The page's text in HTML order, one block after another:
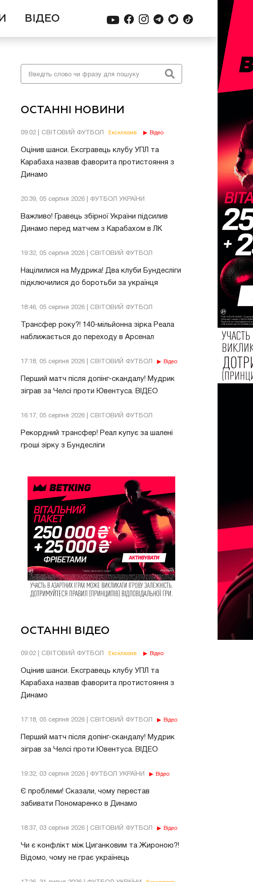
ВІДЕО
ОСТАННІ НОВИНИ
09:02 | СВІТОВИЙ ФУТБОЛ Ексклюзив Відео
Оцінив шанси. Ексгравець клубу УПЛ та
Карабаха назвав фаворита протистояння з
Динамо
20:39, 05 серпня 2026 | ФУТБОЛ УКРАЇНИ
Важливо! Гравець збірної України підсилив
Динамо перед матчем з Карабахом в ЛК
19:32, 05 серпня 2026 | СВІТОВИЙ ФУТБОЛ
Націлилися на Мудрика! Два клуби Бундесліги
підключилися до боротьби за українця
18:46, 05 серпня 2026 | СВІТОВИЙ ФУТБОЛ
Трансфер року?! 140-мільйонна зірка Реала
наближається до переходу в Арсенал
17:18, 05 серпня 2026 | СВІТОВИЙ ФУТБОЛ Відео
Перший матч після допінг-скандалу! Мудрик
зіграв за Челсі проти Ювентуса. ВІДЕО
16:17, 05 серпня 2026 | СВІТОВИЙ ФУТБОЛ
Рекордний трансфер! Реал купує за шалені
гроші зірку з Бундесліги
ОСТАННІ ВІДЕО
09:02 | СВІТОВИЙ ФУТБОЛ Ексклюзив Відео
Оцінив шанси. Ексгравець клубу УПЛ та
Карабаха назвав фаворита протистояння з
Динамо
17:18, 05 серпня 2026 | СВІТОВИЙ ФУТБОЛ Відео
Перший матч після допінг-скандалу! Мудрик
зіграв за Челсі проти Ювентуса. ВІДЕО
19:32, 03 серпня 2026 | ФУТБОЛ УКРАЇНИ Відео
Є проблеми! Сказали, чому перестав
забивати Пономаренко в Динамо
18:37, 03 серпня 2026 | СВІТОВИЙ ФУТБОЛ Відео
Чи є конфлікт між Циганковим та Жироною?!
Відомо, чому не грає українець